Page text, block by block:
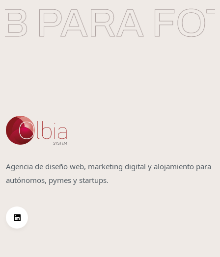
PARA
Agencia de diseño web, marketing digital y alojamiento para
autónomos, pymes y startups.